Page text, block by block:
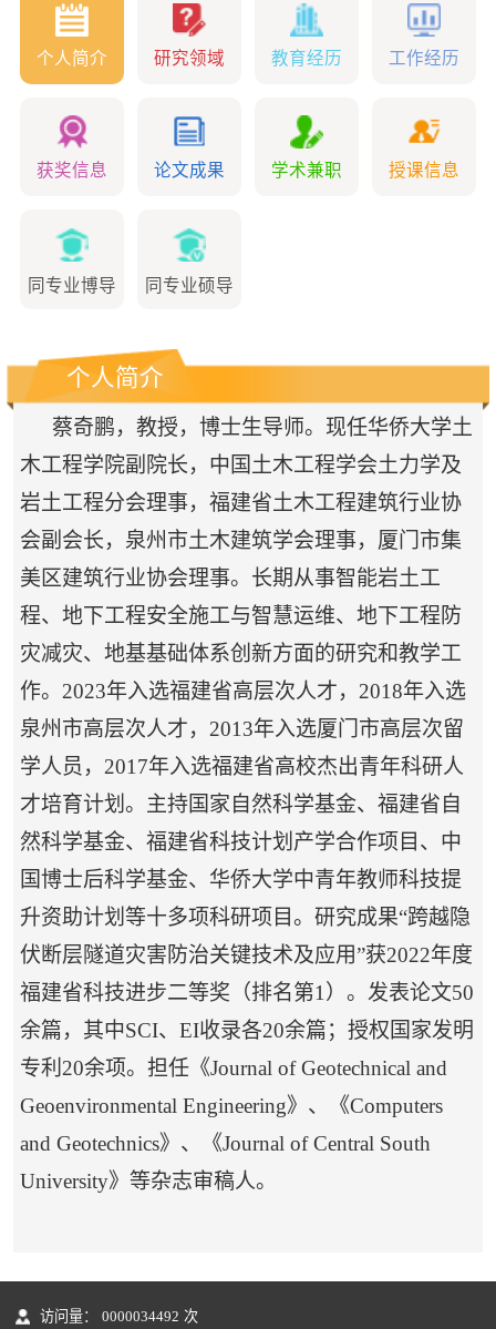
个人简介 研究领域 教育经历 工作经历
获奖信息 论文成果 学术兼职 授课信息
同专业博导 同专业硕导
个人简介
蔡奇鹏，教授， 博士生导师。现任华侨大学土
木工程学院副院长， 中国土木工程学会土力学及
岩土工程分会理事，福建省土木工程建筑行业协
会副会长，泉州市土木建筑学会理事，厦门市集
美区建筑行业协会理事。 长期从事智能岩土工
程、 地下工程安全施工与智慧运维、地下工程防
灾减灾、地基基础体系创新方面的研究和教学工
作。 2023年入选福建省高层次人才， 2018年入选
泉州市高层次人才， 2013年入选厦门市高层次留
学人员， 2017年入选福建省高校杰出青年科研人
才培育计划。 主持国家自然科学基金、福建省自
然科学基金、 福建省科技计划产学合作项目、 中
国博士后科学基金、华侨大学中青年教师科技提
升资助计划等十多项科研项目。 研究成果“跨越隐
伏断层隧道灾害防治关键技术及应用”获2022年度
福建省科技进步二等奖（排名第1 ）。 发表论文50
余篇，其中SCI、 EI收录各20余篇 ；授权国家发明
专利 20余项。 担任《Journal of Geotechnical and
Geoenvironmental Engineering》、《Computers
and Geotechnics》、《Journal of Central South
University》等杂志审稿人。
访问量： 0000034492 次